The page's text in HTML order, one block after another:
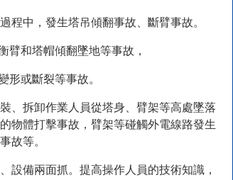
中，發生塔吊傾翻事故、斷臂事故。
臂和塔帽傾翻墜地等事故，
形或斷裂等事故。
拆卸作業人員從塔身、臂架等高處墜落
物體打擊事故，臂架等碰觸外電線路發生
故等。
備兩面抓。提高操作人員的技術知識，